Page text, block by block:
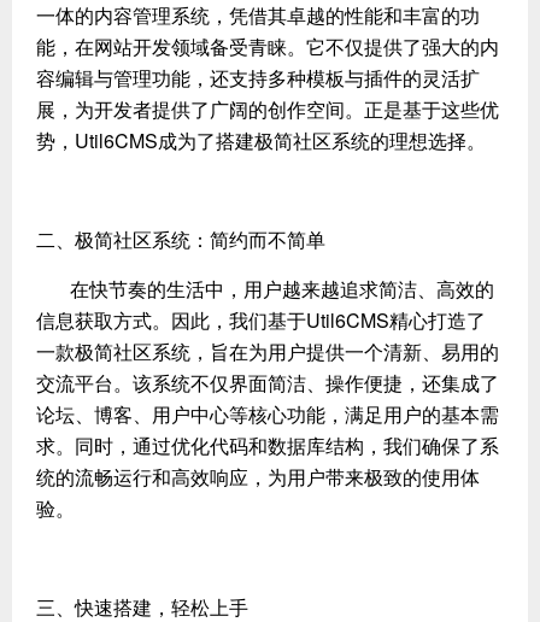
一体的内容管理系统，凭借其卓越的性能和丰富的功
能，在网站开发领域备受青睐。它不仅提供了强大的内
容编辑与管理功能，还支持多种模板与插件的灵活扩
展，为开发者提供了广阔的创作空间。正是基于这些优
势，Util6CMS成为了搭建极简社区系统的理想选择。
二、极简社区系统：简约而不简单
在快节奏的生活中，用户越来越追求简洁、高效的
信息获取方式。因此，我们基于Util6CMS精心打造了
一款极简社区系统，旨在为用户提供一个清新、易用的
交流平台。该系统不仅界面简洁、操作便捷，还集成了
论坛、博客、用户中心等核心功能，满足用户的基本需
求。同时，通过优化代码和数据库结构，我们确保了系
统的流畅运行和高效响应，为用户带来极致的使用体
验。
三、快速搭建，轻松上手